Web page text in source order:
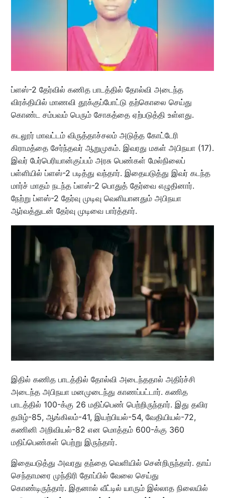
ப்ளஸ்-2 தேர்வில் கணித பாடத்தில் தோல்வி அடைந்த
விரக்தியில் மாணவி தூக்குப்போட்டு தற்கொலை செய்து
கொண்ட சம்பவம் பெரும் சோகத்தை ஏற்படுத்தி உள்ளது.
கடலூர் மாவட்டம் விருத்தாச்சலம் அடுத்த கோட்டேரி
கிராமத்தை சேர்ந்தவர் ஆறுமுகம். இவரது மகள் அபிநயா (17).
இவர் பேர்பெரியான்குப்பம் அரசு பெண்கள் மேல்நிலைப்
பள்ளியில் ப்ளஸ்-2 படித்து வந்தார். இதையடுத்து இவர் கடந்த
மார்ச் மாதம் நடந்த ப்ளஸ்-2 பொதுத் தேர்வை எழுதினார்.
நேற்று ப்ளஸ்-2 தேர்வு முடிவு வெளியானதும் அபிநயா
ஆர்வத்துடன் தேர்வு முடிவை பார்த்தார்.
இதில் கணித பாடத்தில் தோல்வி அடைந்ததால் அதிர்ச்சி
அடைந்த அபிநயா மனமுடைந்து காணப்பட்டார். கணித
பாடத்தில் 100-க்கு 26 மதிப்பெண் பெற்றிருந்தார். இது தவிர
தமிழ்-85, ஆங்கிலம்-41, இயற்பியல்-54, வேதியியல்-72,
கணினி அறிவியல்-82 என மொத்தம் 600-க்கு 360
மதிப்பெண்கள் பெற்று இருந்தார்.
இதையடுத்து அவரது தந்தை வெளியில் சென்றிருந்தார். தாய்
செந்தாமரை முந்திரி தோப்பில் வேலை செய்து
கொண்டிருந்தார். இதனால் வீட்டில் யாரும் இல்லாத நிலையில்